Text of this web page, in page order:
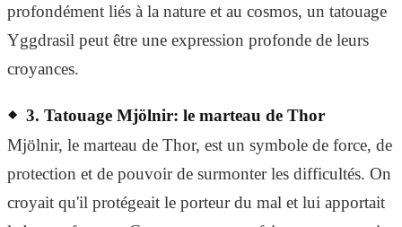
profondément liés à la nature et au cosmos, un tatouage
Yggdrasil peut être une expression profonde de leurs
croyances.
3. Tatouage Mjölnir: le marteau de Thor
Mjölnir, le marteau de Thor, est un symbole de force, de
protection et de pouvoir de surmonter les difficultés. On
croyait qu'il protégeait le porteur du mal et lui apportait